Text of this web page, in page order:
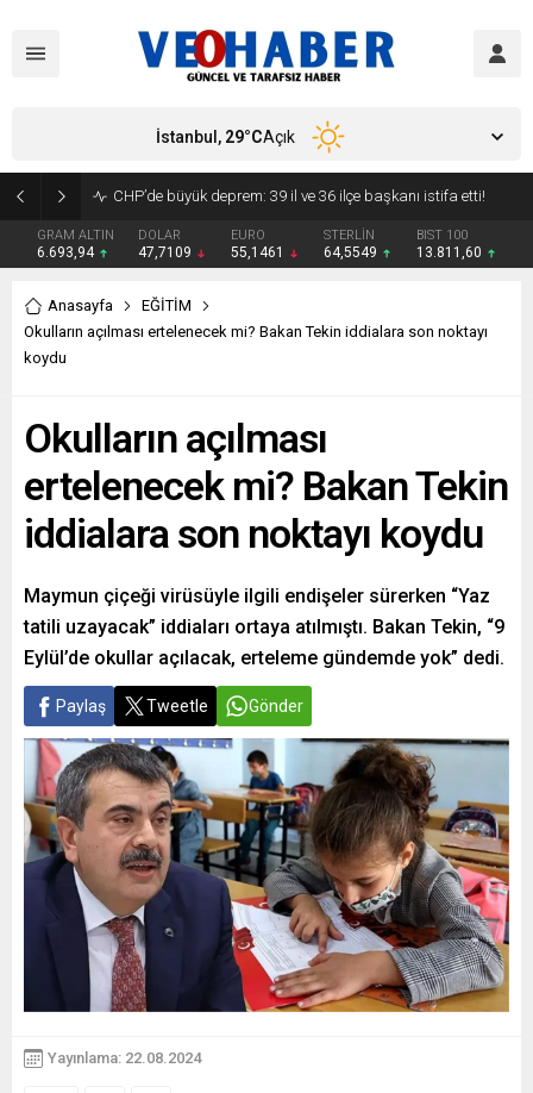
GRAM ALTIN
6.693,94
DOLAR
47,7109
EURO
55,1461
STERLİN
64,5549
BIST 100
13.811,60
İstanbul, 29°CAçık
Anasayfa
EĞİTİM
Okulların açılması ertelenecek mi? Bakan Tekin iddialara son noktayı
koydu
Okulların açılması
ertelenecek mi? Bakan Tekin
iddialara son noktayı koydu
Maymun çiçeği virüsüyle ilgili endişeler sürerken “Yaz
tatili uzayacak” iddiaları ortaya atılmıştı. Bakan Tekin, “9
Eylül’de okullar açılacak, erteleme gündemde yok” dedi.
Paylaş Tweetle Gönder
Yayınlama: 22.08.2024